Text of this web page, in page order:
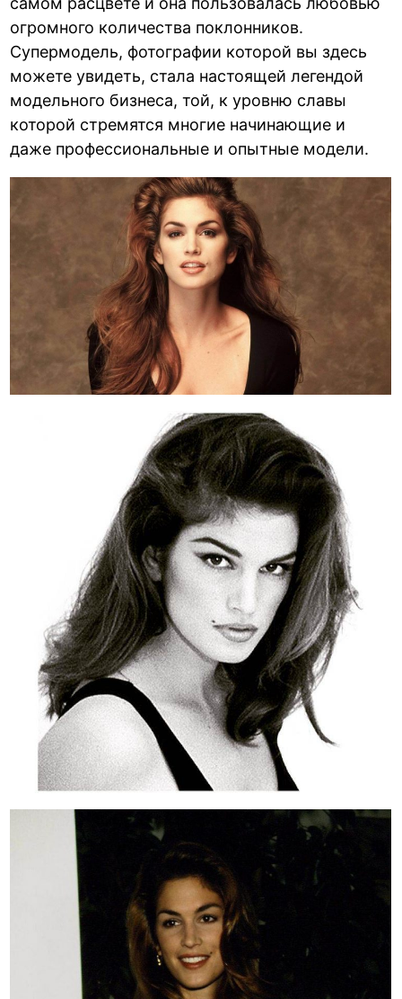
огромного количества поклонников.
Супермодель, фотографии которой вы здесь
можете увидеть, стала настоящей легендой
модельного бизнеса, той, к уровню славы
которой стремятся многие начинающие и
даже профессиональные и опытные модели.